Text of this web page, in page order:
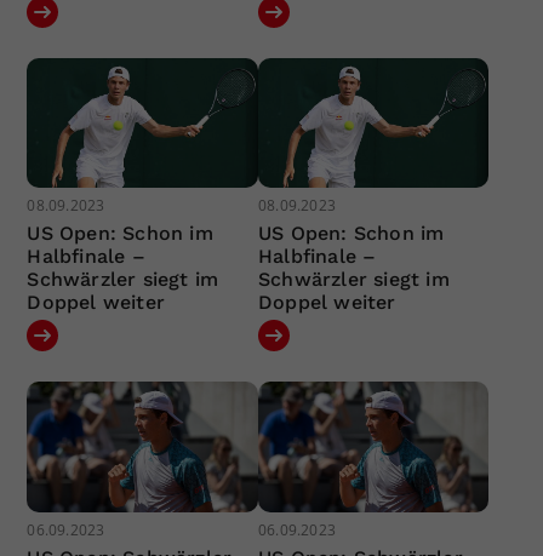
08.09.2023
US Open: Schon im
Halbfinale –
Schwärzler siegt im
Doppel weiter
08.09.2023
US Open: Schon im
Halbfinale –
Schwärzler siegt im
Doppel weiter
06.09.2023 06.09.2023